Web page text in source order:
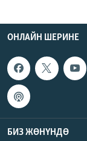
ОНЛАЙН ШЕРИНЕ
БИЗ ЖӨНҮНДӨ